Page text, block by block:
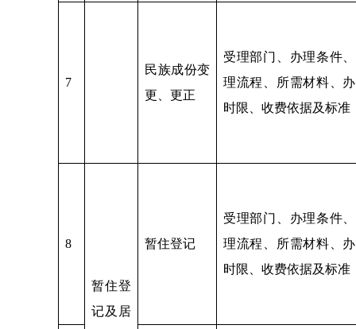
7
民族成份变
更、更正
受理部门、办理条件
理流程、所需材料、
时限、收费依据及标准
8
暂住登
记及居
暂住登记
受理部门、办理条件
理流程、所需材料、
时限、收费依据及标准